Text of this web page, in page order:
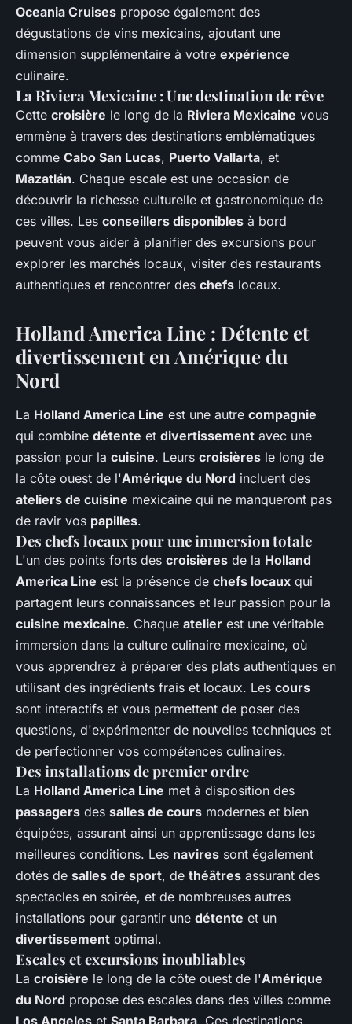
Oceania Cruises propose également des
dégustations de vins mexicains, ajoutant une
dimension supplémentaire à votre expérience
culinaire.
La Riviera Mexicaine : Une destination de rêve
Cette croisière le long de la Riviera Mexicaine vous
emmène à travers des destinations emblématiques
comme Cabo San Lucas, Puerto Vallarta, et
Mazatlán. Chaque escale est une occasion de
découvrir la richesse culturelle et gastronomique de
ces villes. Les conseillers disponibles à bord
peuvent vous aider à planifier des excursions pour
explorer les marchés locaux, visiter des restaurants
authentiques et rencontrer des chefs locaux.
Holland America Line : Détente et
divertissement en Amérique du
Nord
La Holland America Line est une autre compagnie
qui combine détente et divertissement avec une
passion pour la cuisine. Leurs croisières le long de
la côte ouest de l'Amérique du Nord incluent des
ateliers de cuisine mexicaine qui ne manqueront pas
de ravir vos papilles.
Des chefs locaux pour une immersion totale
L'un des points forts des croisières de la Holland
America Line est la présence de chefs locaux qui
partagent leurs connaissances et leur passion pour la
cuisine mexicaine. Chaque atelier est une véritable
immersion dans la culture culinaire mexicaine, où
vous apprendrez à préparer des plats authentiques en
utilisant des ingrédients frais et locaux. Les cours
sont interactifs et vous permettent de poser des
questions, d'expérimenter de nouvelles techniques et
de perfectionner vos compétences culinaires.
Des installations de premier ordre
La Holland America Line met à disposition des
passagers des salles de cours modernes et bien
équipées, assurant ainsi un apprentissage dans les
meilleures conditions. Les navires sont également
dotés de salles de sport, de théâtres assurant des
spectacles en soirée, et de nombreuses autres
installations pour garantir une détente et un
divertissement optimal.
Escales et excursions inoubliables
La croisière le long de la côte ouest de l'Amérique
du Nord propose des escales dans des villes comme